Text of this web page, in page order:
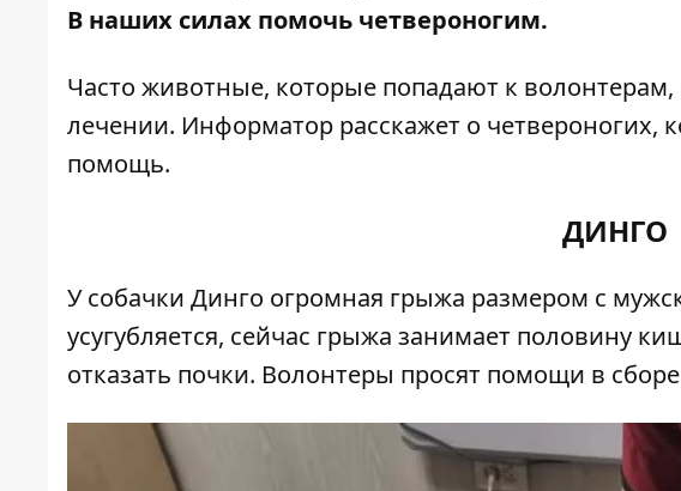
В наших силах помочь четвероногим.
Часто животные, которые попадают к
лечении. Информатор расскажет о
помощь.
ДИНГО
У собачки Динго огромная грыжа размером с
усугубляется, сейчас грыжа занимает половину
отказать почки. Волонтеры просят помощи в